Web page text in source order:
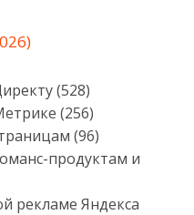
(528)
(256)
(96)
продуктам и
рекламе Яндекса